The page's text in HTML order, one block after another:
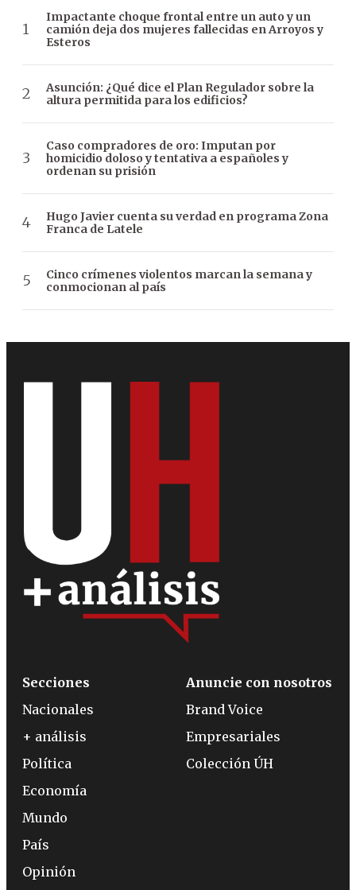
Impactante choque frontal entre un auto y un
camión deja dos mujeres fallecidas en Arroyos y
Esteros
Asunción: ¿Qué dice el Plan Regulador sobre la
altura permitida para los edificios?
Caso compradores de oro: Imputan por
homicidio doloso y tentativa a españoles y
ordenan su prisión
Hugo Javier cuenta su verdad en programa Zona
Franca de Latele
Cinco crímenes violentos marcan la semana y
conmocionan al país
Secciones
Nacionales
+ análisis
Política
Economía
Mundo
País
Opinión
Anuncie con nosotros
Brand Voice
Empresariales
Colección ÚH